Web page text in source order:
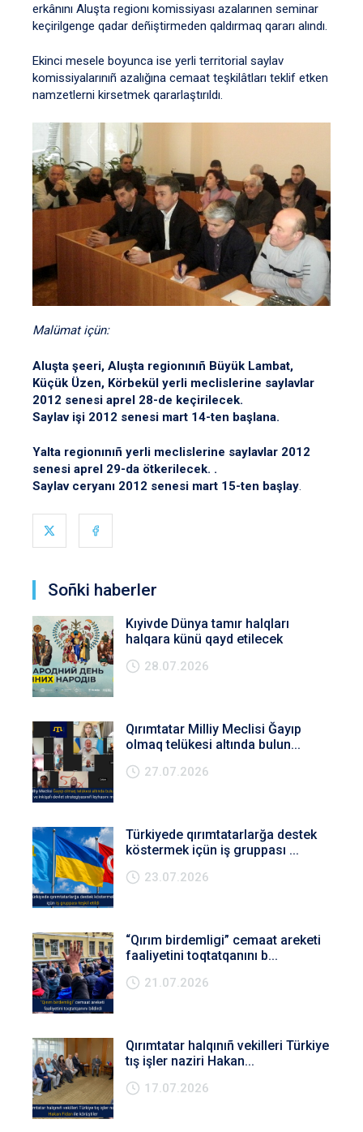
erkânını Aluşta regionı komissiyası azalarınen seminar
keçirilgenge qadar deñiştirmeden qaldırmaq qararı alındı.
Ekinci mesele boyunca ise yerli territorial saylav
komissiyalarınıñ azalığına cemaat teşkilâtları teklif etken
namzetlerni kirsetmek qararlaştırıldı.
Malümat içün:
Aluşta şeeri, Aluşta regionınıñ Büyük Lambat,
Küçük Üzen, Körbekül yerli meclislerine saylavlar
2012 senesi aprel 28-de keçirilecek.
Saylav işi 2012 senesi mart 14-ten başlana.
Yalta regionınıñ yerli meclislerine saylavlar 2012
senesi aprel 29-da ötkerilecek. .
Saylav ceryanı 2012 senesi mart 15-ten başlay.
Soñki haberler
Kıyivde Dünya tamır halqları
halqara künü qayd etilecek
28.07.2026
Qırımtatar Milliy Meclisi Ğayıp
olmaq telükesi altında bulun...
27.07.2026
Türkiyede qırımtatarlarğa destek
köstermek içün iş gruppası ...
23.07.2026
“Qırım birdemligi” cemaat areketi
faaliyetini toqtatqanını b...
21.07.2026
Qırımtatar halqınıñ vekilleri Türkiye
tış işler naziri Hakan...
17.07.2026